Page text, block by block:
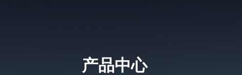
产品中心